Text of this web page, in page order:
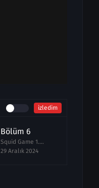
izledim
Bölüm 6
Squid Game 1.Sezon 6.Bölüm izle
29 Aralık 2024